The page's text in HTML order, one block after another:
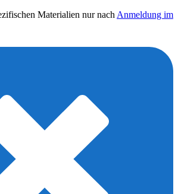
Materialien nur nach Anmeldung im